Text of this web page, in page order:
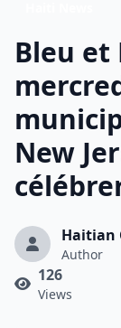
Bleu et
New
Haitian
Author
126
Views